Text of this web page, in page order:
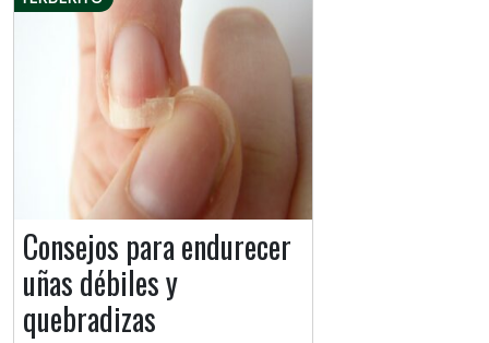
Consejos para endurecer
uñas débiles y
quebradizas